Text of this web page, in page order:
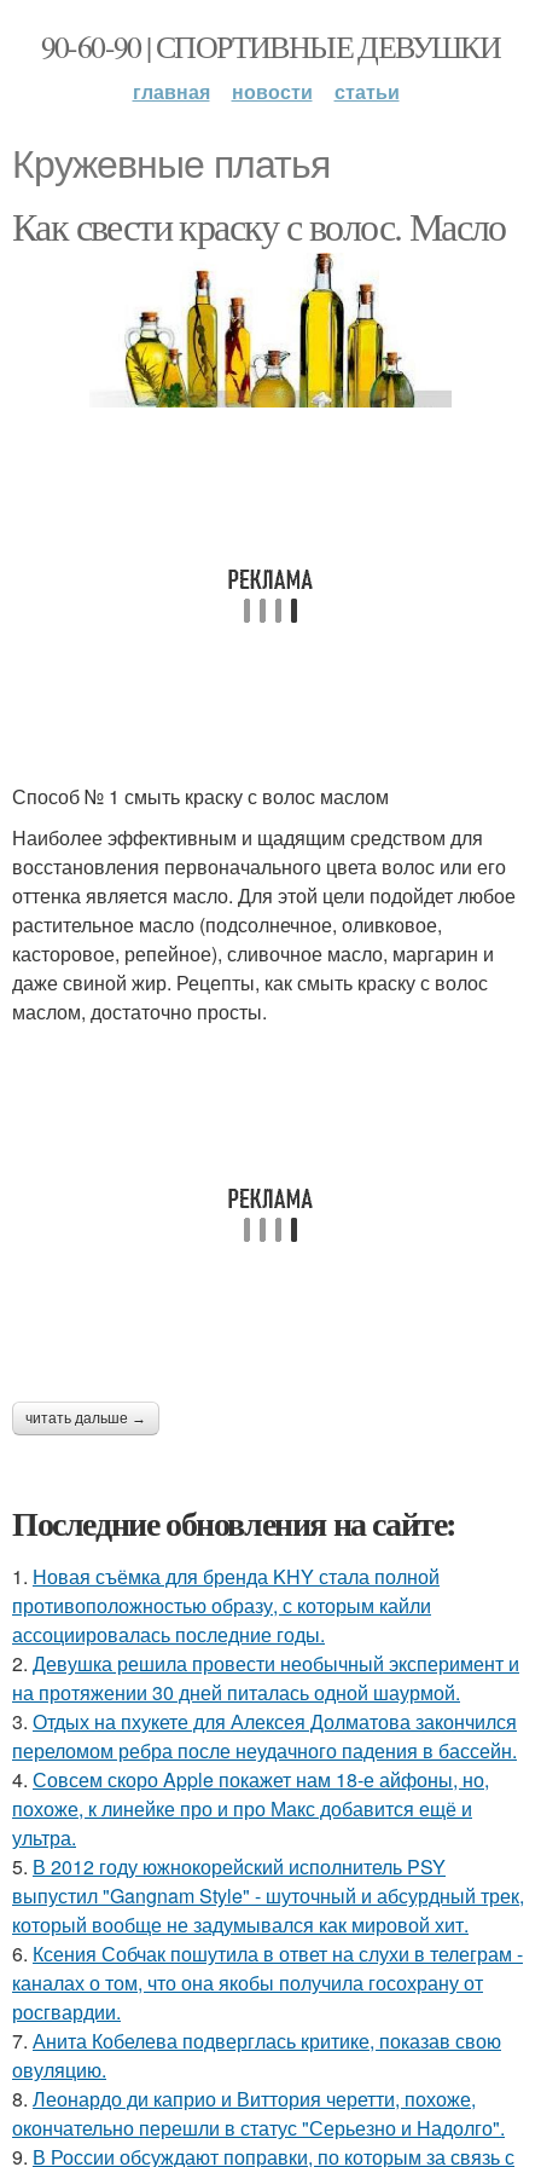
90-60-90 | СПОРТИВНЫЕ ДЕВУШКИ
главная новости статьи
Кружевные платья
Как свести краску с волос. Масло
Способ № 1 смыть краску с волос маслом
Наиболее эффективным и щадящим средством для
восстановления первоначального цвета волос или его
оттенка является масло. Для этой цели подойдет любое
растительное масло (подсолнечное, оливковое,
касторовое, репейное), сливочное масло, маргарин и
даже свиной жир. Рецепты, как смыть краску с волос
маслом, достаточно просты.
читать дальше →
Последние обновления на сайте:
1. Новая съёмка для бренда KHY стала полной
противоположностью образу, с которым кайли
ассоциировалась последние годы.
2. Девушка решила провести необычный эксперимент и
на протяжении 30 дней питалась одной шаурмой.
3. Отдых на пхукете для Алексея Долматова закончился
переломом ребра после неудачного падения в бассейн.
4. Совсем скоро Apple покажет нам 18-е айфоны, но,
похоже, к линейке про и про Макс добавится ещё и
ультра.
5. В 2012 году южнокорейский исполнитель PSY
выпустил "Gangnam Style" - шуточный и абсурдный трек,
который вообще не задумывался как мировой хит.
6. Ксения Собчак пошутила в ответ на слухи в телеграм -
каналах о том, что она якобы получила госохрану от
росгвардии.
7. Анита Кобелева подверглась критике, показав свою
овуляцию.
8. Леонардо ди каприо и Виттория черетти, похоже,
окончательно перешли в статус "Серьезно и Надолго".
9. В России обсуждают поправки, по которым за связь с